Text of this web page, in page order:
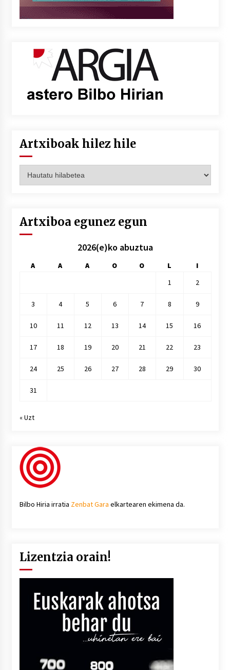
Artxiboak hilez hile
hilez
Artxiboa egunez egun
2026(e)ko abuztua
A A A O O L
I
1
2
3 4 5 6 7 8 9
10 11 12 13 14 15 16
17 18 19 20 21 22 23
24 25 26 27 28 29 30
31
« Uzt
Bilbo Hiria irratia Zenbat Gara elkartearen ekimena da.
Lizentzia orain!